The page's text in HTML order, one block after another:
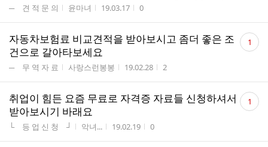
게시판명
─ 견 적 문 의 작성자
윤마녀 작성시간
19.03.17 조회수
0
자동차보험료 비교견적을 받아보시고 좀더 좋은 조
건으로 갈아타보세요
게시판명
─ 무 역 자 료 작성자
사랑스런봉봉 작성시간
19.02.28 조회수
2
댓
글 1
취업이 힘든 요즘 무료로 자격증 자료들 신청하셔서
받아보시기 바래요
게시판명
└ 등 업 신 청 ┘ 작성자
악녀... 작성시간
19.02.19 조회수
0
댓
글 1